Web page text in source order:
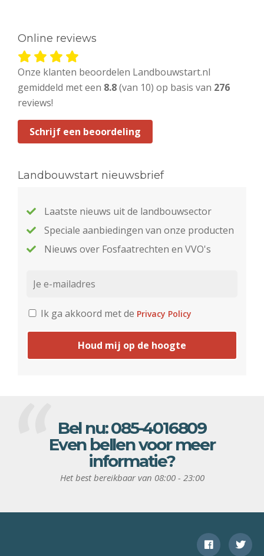
Online reviews
Onze klanten beoordelen Landbouwstart.nl
gemiddeld met een 8.8(van 10) op basis van 276
reviews!
Schrijf een beoordeling
Landbouwstart nieuwsbrief
Laatste nieuws uit de landbouwsector
Speciale aanbiedingen van onze producten
Nieuws over Fosfaatrechten en VVO's
Ik ga akkoord met de Privacy Policy
Houd mij op de hoogte
Bel nu:085-4016809
Even bellen voor meer
informatie?
Het best bereikbaar van 08:00 - 23:00